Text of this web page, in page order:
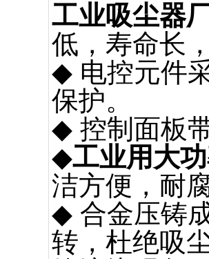
工业吸尘器
低，寿命长
◆ 电控元件
保护。
◆ 控制面板
◆工业用 大
洁方便，耐
◆ 合金压铸
转，杜绝吸